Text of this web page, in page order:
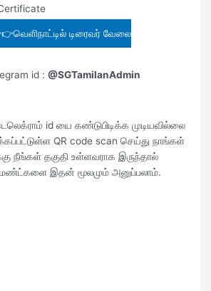
டிரைவர் வேலை
id :@SGTamilanAdmin
id யை கண்டுபிடிக்க முடியவில்லை
QR code scan செய்து நாங்கள்
நீங்கள் தகுதி உள்ளவராக இருந்தால்
இதன் மூலமும் அனுப்பலாம்.